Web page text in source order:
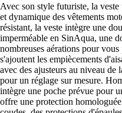
Avec son style futuriste, la
et dynamique des vêtements
résistant, la veste intègre une
imperméable en SinAqua, une
nombreuses aérations pour
s'ajoutent les empiècements
avec des ajusteurs au niveau de
pour un réglage sur mesure.
intègre une poche prévue pour
offre une protection